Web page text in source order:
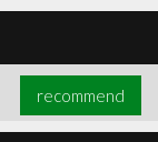
recommend